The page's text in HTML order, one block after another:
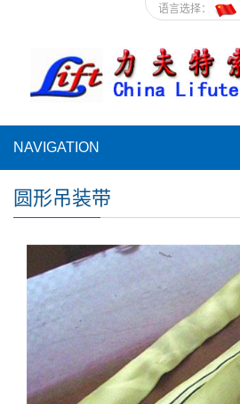
语言选择：
NAVIGATION
圆形吊装带